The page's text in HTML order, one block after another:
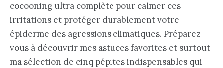
cocooning ultra complète pour calmer ces
irritations et protéger durablement votre
épiderme des agressions climatiques. Préparez-
vous à découvrir mes astuces favorites et surtout
ma sélection de cinq pépites indispensables qui